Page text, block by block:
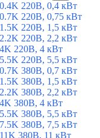
220В, 0,4 кВт
220В, 0,75 кВт
220В, 1,5 кВт
220В, 2,2 кВт
220В, 4 кВт
220В, 5,5 кВт
380В, 0,7 кВт
380В, 1,5 кВт
380В, 2,2 кВт
380В, 4 кВт
380В, 5,5 кВт
380В, 7,5 кВт
380В, 11 кВт